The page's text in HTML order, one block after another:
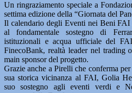
Un ringraziamento speciale a
settima edizione della “Giornata del
Il calendario degli Eventi nei Beni FAI
al fondamentale sostegno di
istituzionali e acqua ufficiale del
FinecoBank, realtà leader nel trading
main sponsor del progetto.
Grazie anche a Pirelli che conferma
sua storica vicinanza al FAI, Golia
suo sostegno agli eventi verdi e